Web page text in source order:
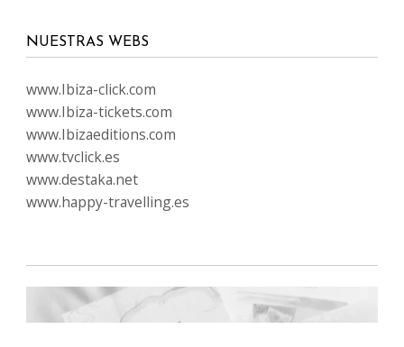
NUESTRAS WEBS
www.Ibiza-click.com
www.Ibiza-tickets.com
www.Ibizaeditions.com
www.tvclick.es
www.destaka.net
www.happy-travelling.es